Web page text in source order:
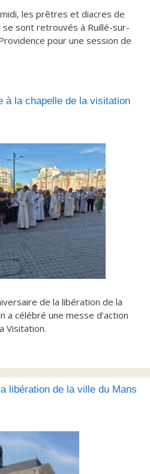
les prêtres et diacres de
sont retrouvés à Ruillé-sur-
pour une session de
à la chapelle de la visitation
de la libération de la
a célébré une messe d’action
Visitation.
libération de la ville du Mans